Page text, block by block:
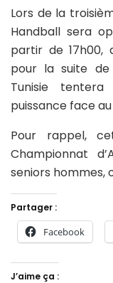
Lors de la
Handball sera
partir de 17h00,
pour la suite
Tunisie
puissance face au
Pour rappel,
Championnat
seniors hommes,
Partager :
Facebook
J’aime ça :